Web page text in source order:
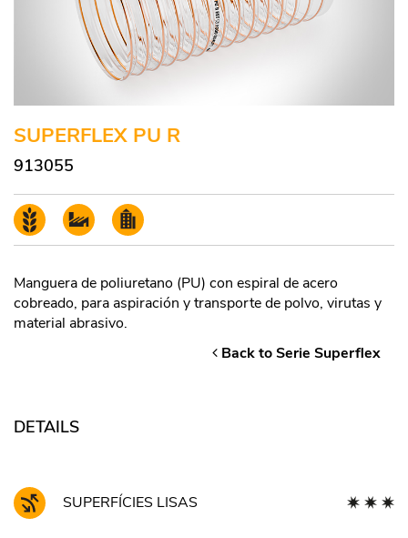
SUPERFLEX PU R
913055
Manguera de poliuretano (PU) con espiral de acero
cobreado, para aspiración y transporte de polvo, virutas y
material abrasivo.
Back to Serie Superflex
DETAILS
SUPERFÍCIES LISAS